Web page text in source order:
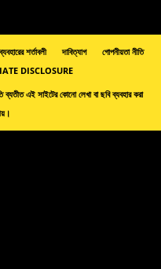
ব্যবহারের শর্তাবলী দাবিত্যাগ
গোপনীয়তা নীতি
DISCLOSURE
এই সাইটের কোনো লেখা বা ছবি ব্যবহার করা